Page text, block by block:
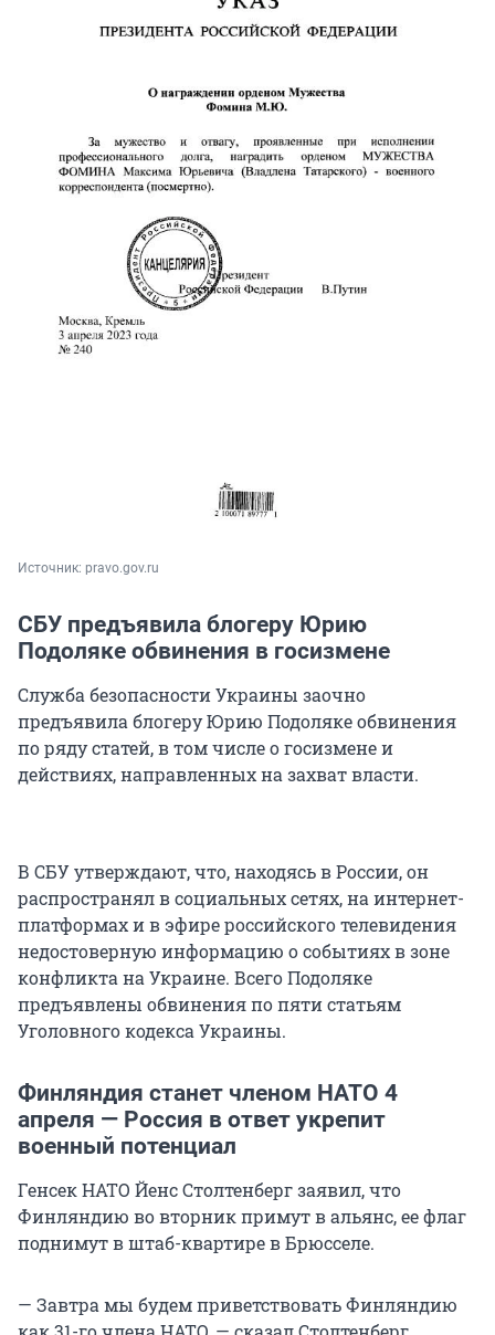
Источник: pravo.gov.ru
СБУ предъявила блогеру Юрию
Подоляке обвинения в госизмене
Служба безопасности Украины заочно
предъявила блогеру Юрию Подоляке обвинения
по ряду статей, в том числе о госизмене и
действиях, направленных на захват власти.
В СБУ утверждают, что, находясь в России, он
распространял в социальных сетях, на интернет-
платформах и в эфире российского телевидения
недостоверную информацию о событиях в зоне
конфликта на Украине. Всего Подоляке
предъявлены обвинения по пяти статьям
Уголовного кодекса Украины.
Финляндия станет членом НАТО 4
апреля — Россия в ответ укрепит
военный потенциал
Генсек НАТО Йенс Столтенберг заявил, что
Финляндию во вторник примут в альянс, ее флаг
поднимут в штаб-квартире в Брюсселе.
— Завтра мы будем приветствовать Финляндию